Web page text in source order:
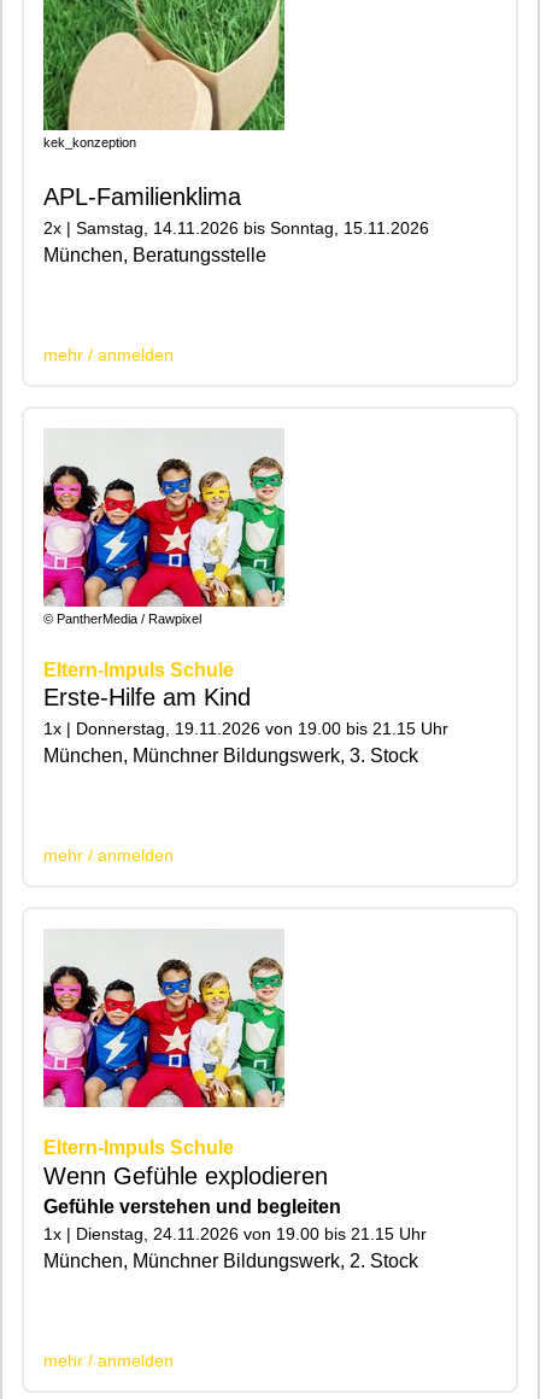
kek_konzeption
APL-Familienklima
2x | Samstag, 14.11.2026 bis Sonntag, 15.11.2026
München, Beratungsstelle
mehr / anmelden
© PantherMedia / Rawpixel
Eltern-Impuls Schule
Erste-Hilfe am Kind
1x | Donnerstag, 19.11.2026 von 19.00 bis 21.15 Uhr
München, Münchner Bildungswerk, 3. Stock
mehr / anmelden
Eltern-Impuls Schule
Wenn Gefühle explodieren
Gefühle verstehen und begleiten
1x | Dienstag, 24.11.2026 von 19.00 bis 21.15 Uhr
München, Münchner Bildungswerk, 2. Stock
mehr / anmelden